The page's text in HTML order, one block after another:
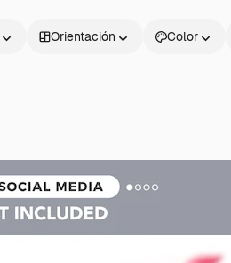
Orientación Color
Información útil